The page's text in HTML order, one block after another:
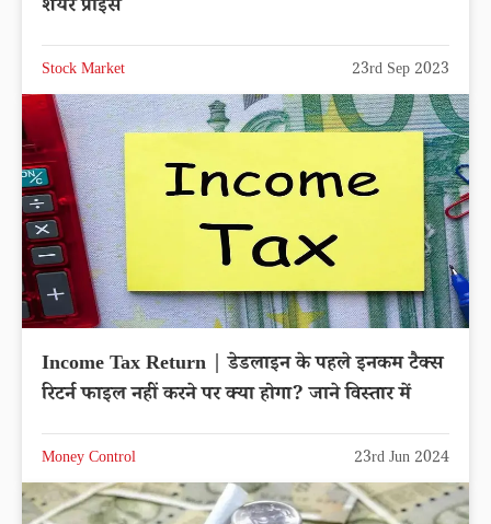
शेयर प्राइस
Stock Market 23rd Sep 2023
Income Tax Return | डेडलाइन के पहले इनकम टैक्स
रिटर्न फाइल नहीं करने पर क्या होगा? जाने विस्तार में
Money Control 23rd Jun 2024